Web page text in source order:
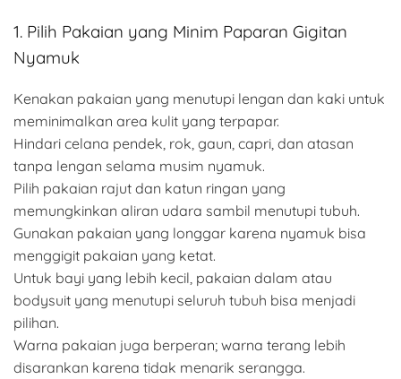
1. Pilih Pakaian yang Minim Paparan Gigitan
Nyamuk
Kenakan pakaian yang menutupi lengan dan kaki untuk
meminimalkan area kulit yang terpapar.
Hindari celana pendek, rok, gaun, capri, dan atasan
tanpa lengan selama musim nyamuk.
Pilih pakaian rajut dan katun ringan yang
memungkinkan aliran udara sambil menutupi tubuh.
Gunakan pakaian yang longgar karena nyamuk bisa
menggigit pakaian yang ketat.
Untuk bayi yang lebih kecil, pakaian dalam atau
bodysuit yang menutupi seluruh tubuh bisa menjadi
pilihan.
Warna pakaian juga berperan; warna terang lebih
disarankan karena tidak menarik serangga.